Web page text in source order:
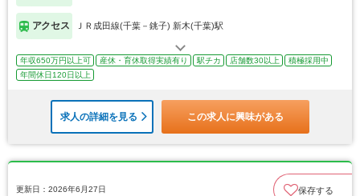
アクセス ＪＲ成田線(千葉－銚子) 新木(千葉)駅
年収650万円以上可 産休・育休取得実績有り 駅チカ 店舗数30以上
積極採用中
年間休日120日以上
求人の詳細を見る この求人に興味がある
更新日：2026年6月27日 保存する